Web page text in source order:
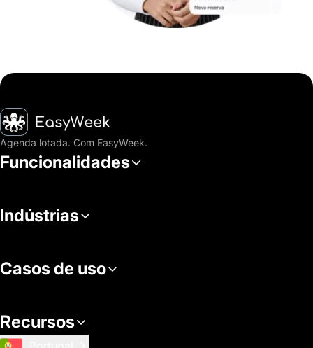
Página inicial
Agenda lotada. Com EasyWeek.
Funcionalidades
Indústrias
Casos de uso
Recursos